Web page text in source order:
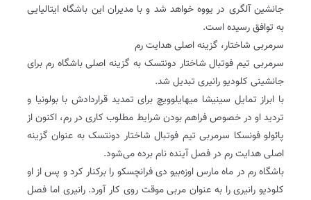
جانشین آلگری در یووه خواهد شد و با مدیران این باشگاه ایتالیایی
به توافق رسیده است.
سرمربی شاختار، گزینه اصلی هدایت رم
سرمربی تیم فوتبال شاختار دونتسک به گزینه اصلی باشگاه رم برای
جانشینی کلودیو رانیری تبدیل شد.
با ابراز تمایل سینیشا میهایلوویچ برای تمدید قراردادش با بولونیا و
تردید او در خصوص فراهم بودن شرایط مطلوب کاری در رم، اکنون از
پائولو فونسکا سرمربی تیم فوتبال شاختار دونتسک به عنوان گزینه
اصلی هدایت رم در فصل آینده نام برده می‌شود.
باشگاه رم در ماه مارس اوزه‌بیو دی فرانچسکو را برکنار کرد و پس از او
کلودیو رانیری را به عنوان مربی موقت روی کار آورد. رانیری اما فصل